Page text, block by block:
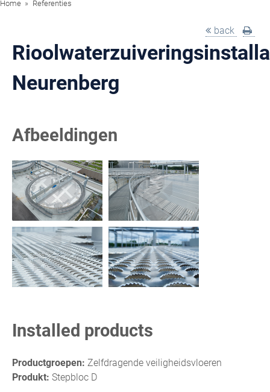
Home Referenties
back
Neurenberg
Afbeeldingen
Installed products
Productgroepen: Zelfdragende veiligheidsvloeren
Produkt: Stepbloc D